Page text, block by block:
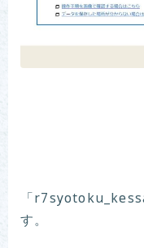
「
す。